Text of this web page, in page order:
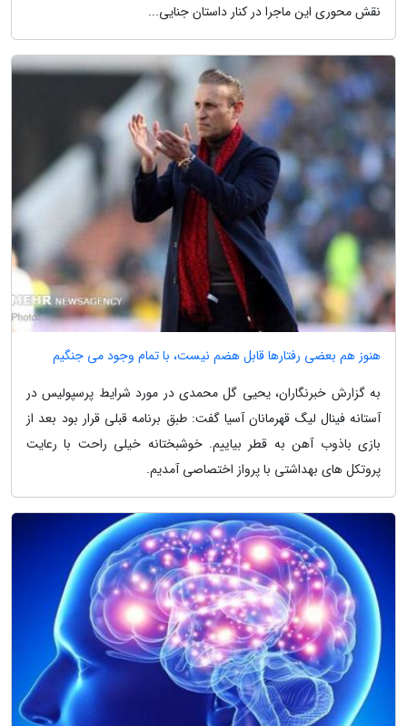
نقش محوری این ماجرا در کنار داستان جنایی...
هنوز هم بعضی رفتارها قابل هضم نیست، با تمام وجود می جنگیم
به گزارش خبرنگاران، یحیی گل محمدی در مورد شرایط پرسپولیس در
آستانه فینال لیگ قهرمانان آسیا گفت: طبق برنامه قبلی قرار بود بعد از
بازی باذوب آهن به قطر بیاییم. خوشبختانه خیلی راحت با رعایت
پروتکل های بهداشتی با پرواز اختصاصی آمدیم.